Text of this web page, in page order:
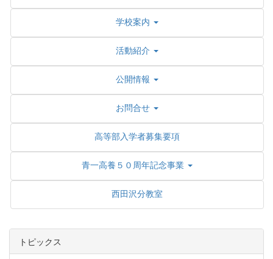
学校案内
活動紹介
公開情報
お問合せ
高等部入学者募集要項
青一高養５０周年記念事業
西田沢分教室
トピックス